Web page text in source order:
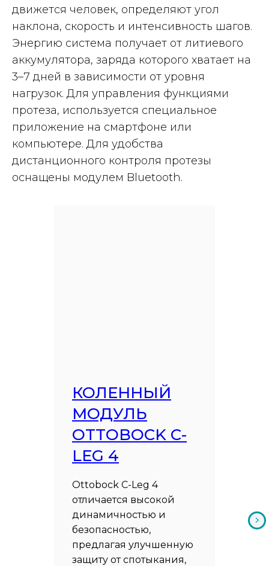
движется человек, определяют угол
наклона, скорость и интенсивность шагов.
Энергию система получает от литиевого
аккумулятора, заряда которого хватает на
3–7 дней в зависимости от уровня
нагрузок. Для управления функциями
протеза, используется специальное
приложение на смартфоне или
компьютере. Для удобства
дистанционного контроля протезы
оснащены модулем Bluetooth.
КОЛЕННЫЙ
МОДУЛЬ
OTTOBOCK C-
LEG 4
Ottobock C-Leg 4
отличается высокой
динамичностью и
безопасностью,
предлагая улучшенную
защиту от спотыкания,